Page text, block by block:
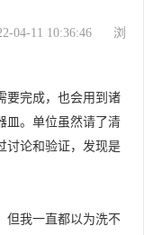
04-11 10:36:46
浏
要完成，也会用到诸
皿。单位虽然请了清
讨论和验证，发现是
但我一直都以为洗不